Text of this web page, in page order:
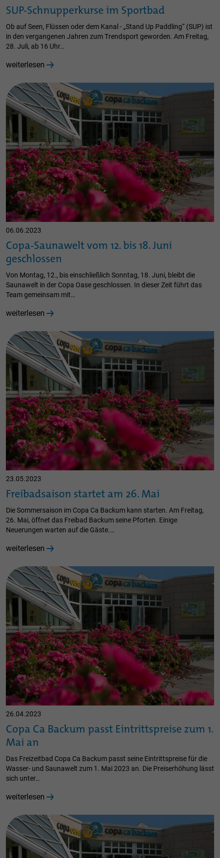
SUP-Schnupperkurse im Sportbad
Ob auf Seen, Flüssen oder dem Kanal - „Stand Up Paddling“ (SUP) ist
in den vergangenen Jahren zum Trendsport geworden. Am Freitag,
28. Juli, ab 16 Uhr…
weiterlesen
06.06.2023
Copa-Saunawelt vom 12. bis 18. Juni
geschlossen
Von Montag, 12., bis einschließlich Sonntag, 18. Juni, bleibt die
Saunawelt in der Copa Oase geschlossen. In dieser Zeit führt das
Team gemeinsam mit…
weiterlesen
23.05.2023
Freibadsaison startet am 26. Mai
Die Sommersaison im Copa Ca Backum kann starten. Am Freitag,
26. Mai, öffnet das Freibad Backum seine Pforten. Einige
Neuerungen warten auf die Gäste.…
weiterlesen
26.04.2023
Copa Ca Backum passt Eintrittspreise zum 1.
Mai an
Das Freizeitbad Copa Ca Backum passt seine Eintrittspreise für die
Wasser- und Saunawelt zum 1. Mai 2023 an. Die Preiserhöhung lässt
sich unter…
weiterlesen